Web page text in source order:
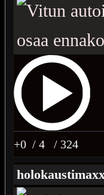
+0 / 4 / 324